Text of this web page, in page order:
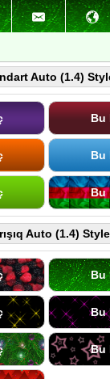
Auto (1.4)
Bu
Bu
Bu
Auto (1.4) Style
Bu
Bu
Bu